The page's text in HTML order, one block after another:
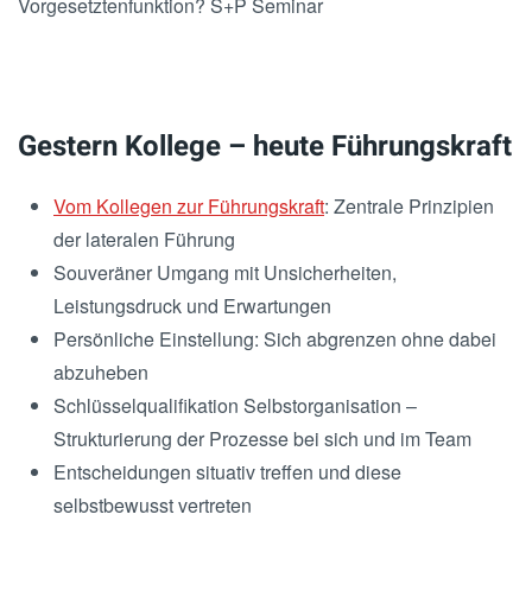
Gestern Kollege – heute Führungskraft
Vom Kollegen zur Führungskraft: Zentrale Prinzipien
der lateralen Führung
Souveräner Umgang mit Unsicherheiten,
Leistungsdruck und Erwartungen
Persönliche Einstellung: Sich abgrenzen ohne dabei
abzuheben
Schlüsselqualifikation Selbstorganisation –
Strukturierung der Prozesse bei sich und im Team
Entscheidungen situativ treffen und diese
selbstbewusst vertreten